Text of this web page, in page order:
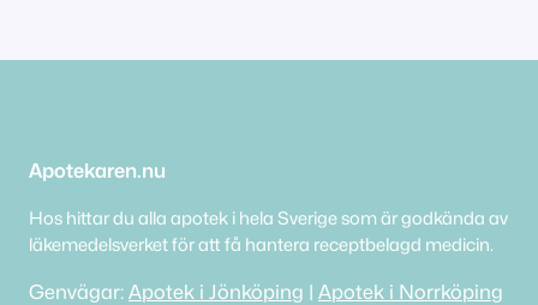
Apotekaren.nu
Hos hittar du alla apotek i hela Sverige som är godkända av
läkemedelsverket för att få hantera receptbelagd medicin.
Genvägar: Apotek i Jönköping | Apotek i Norrköping